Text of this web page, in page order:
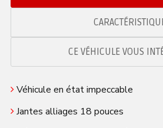
CE VÉHICULE VOUS
Véhicule en état impeccable
Jantes alliages 18 pouces